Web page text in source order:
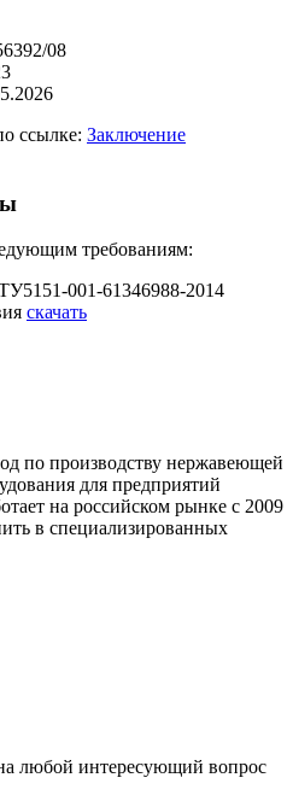
08
ссылке: Заключение
требованиям:
001-61346988-2014
скачать
по производству нержавеющей
для предприятий
на российском рынке с 2009
в специализированных
любой интересующий вопрос